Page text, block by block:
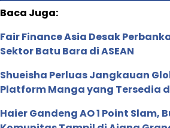
Baca Juga:
Fair Finance Asia Desak
Sektor Batu Bara di ASEAN
Shueisha Perluas Jangkauan
Platform Manga yang Tersedia
Haier Gandeng AO 1 Point Slam,